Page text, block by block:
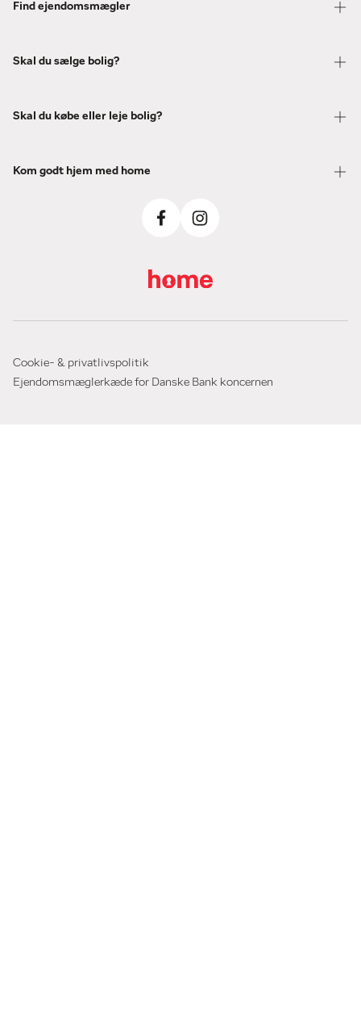
Find ejendomsmægler
Skal du sælge bolig?
Skal du købe eller leje bolig?
Kom godt hjem med home
Cookie- & privatlivspolitik
Ejendomsmæglerkæde for Danske Bank koncernen